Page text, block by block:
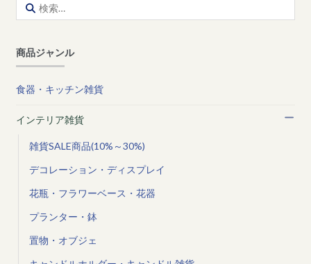
索:
商品ジャンル
食器・キッチン雑貨
インテリア雑貨
雑貨SALE商品(10%～30%)
デコレーション・ディスプレイ
花瓶・フラワーベース・花器
プランター・鉢
置物・オブジェ